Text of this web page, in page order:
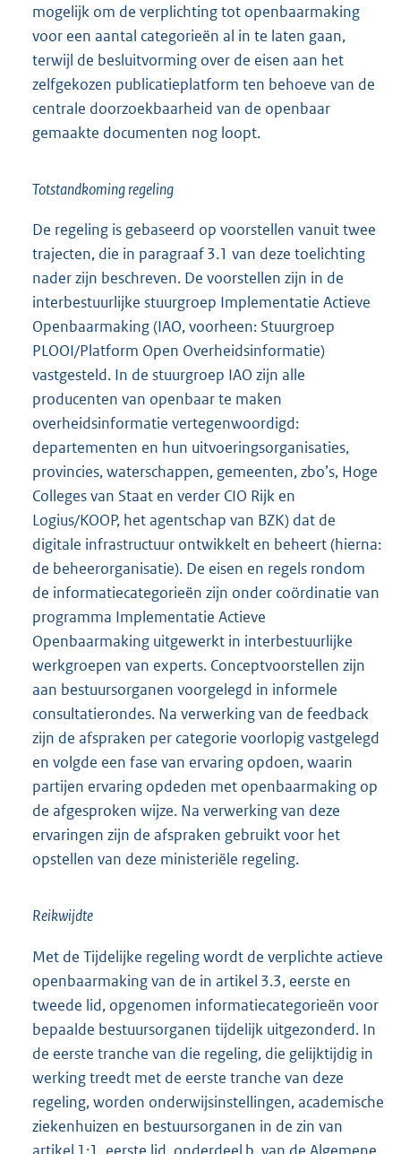
mogelijk om de verplichting tot openbaarmaking
voor een aantal categorieën al in te laten gaan,
terwijl de besluitvorming over de eisen aan het
zelfgekozen publicatieplatform ten behoeve van de
centrale doorzoekbaarheid van de openbaar
gemaakte documenten nog loopt.
Totstandkoming regeling
De regeling is gebaseerd op voorstellen vanuit twee
trajecten, die in paragraaf 3.1 van deze toelichting
nader zijn beschreven. De voorstellen zijn in de
interbestuurlijke stuurgroep Implementatie Actieve
Openbaarmaking (IAO, voorheen: Stuurgroep
PLOOI/Platform Open Overheidsinformatie)
vastgesteld. In de stuurgroep IAO zijn alle
producenten van openbaar te maken
overheidsinformatie vertegenwoordigd:
departementen en hun uitvoeringsorganisaties,
provincies, waterschappen, gemeenten, zbo’s, Hoge
Colleges van Staat en verder CIO Rijk en
Logius/KOOP, het agentschap van BZK) dat de
digitale infrastructuur ontwikkelt en beheert (hierna:
de beheerorganisatie). De eisen en regels rondom
de informatiecategorieën zijn onder coördinatie van
programma Implementatie Actieve
Openbaarmaking uitgewerkt in interbestuurlijke
werkgroepen van experts. Conceptvoorstellen zijn
aan bestuursorganen voorgelegd in informele
consultatierondes. Na verwerking van de feedback
zijn de afspraken per categorie voorlopig vastgelegd
en volgde een fase van ervaring opdoen, waarin
partijen ervaring opdeden met openbaarmaking op
de afgesproken wijze. Na verwerking van deze
ervaringen zijn de afspraken gebruikt voor het
opstellen van deze ministeriële regeling.
Reikwijdte
Met de Tijdelijke regeling wordt de verplichte actieve
openbaarmaking van de in artikel 3.3, eerste en
tweede lid, opgenomen informatiecategorieën voor
bepaalde bestuursorganen tijdelijk uitgezonderd. In
de eerste tranche van die regeling, die gelijktijdig in
werking treedt met de eerste tranche van deze
regeling, worden onderwijsinstellingen, academische
ziekenhuizen en bestuursorganen in de zin van
artikel 1:1, eerste lid, onderdeel b, van de Algemene